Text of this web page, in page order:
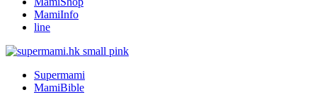
MamiInfo
line
Supermami
MamiBible